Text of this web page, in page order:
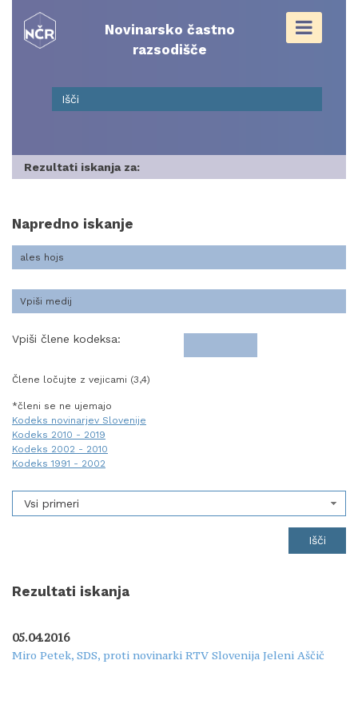
content
Novinarsko častno
razsodišče
Rezultati iskanja za:
Napredno iskanje
Vpiši člene kodeksa:
Člene ločujte z vejicami (3,4)
*členi se ne ujemajo
Kodeks novinarjev Slovenije
Kodeks 2010 - 2019
Kodeks 2002 - 2010
Kodeks 1991 - 2002
Vsi primeri
Rezultati iskanja
05.04.2016
Miro Petek, SDS, proti novinarki RTV Slovenija Jeleni Aščič